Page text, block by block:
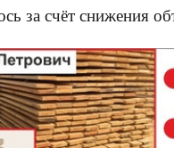
за счёт снижения